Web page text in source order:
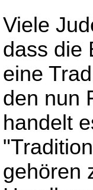
Viele
dass die
eine
den nun
handelt
gehören